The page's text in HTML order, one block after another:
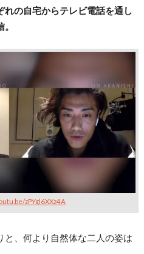
の自宅からテレビ電話を通し
zPYgl6XXz4A
と、何より自然体な二人の姿は